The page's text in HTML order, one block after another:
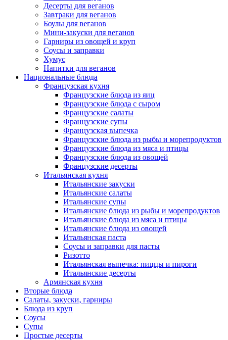
Десерты для веганов
Завтраки для веганов
Боулы для веганов
Мини-закуски для веганов
Гарниры из овощей и круп
Соусы и заправки
Хумус
Напитки для веганов
Национальные блюда
Французская кухня
Французские блюда из яиц
Французские блюда с сыром
Французские салаты
Французские супы
Французская выпечка
Французские блюда из рыбы и морепродуктов
Французские блюда из мяса и птицы
Французские блюда из овощей
Французские десерты
Итальянская кухня
Итальянские закуски
Итальянские салаты
Итальянские супы
Итальянские блюда из рыбы и морепродуктов
Итальянские блюда из мяса и птицы
Итальянские блюда из овощей
Итальянская паста
Соусы и заправки для пасты
Ризотто
Итальянская выпечка: пиццы и пироги
Итальянские десерты
Армянская кухня
Вторые блюда
Салаты, закуски, гарниры
Блюда из круп
Соусы
Супы
Простые десерты